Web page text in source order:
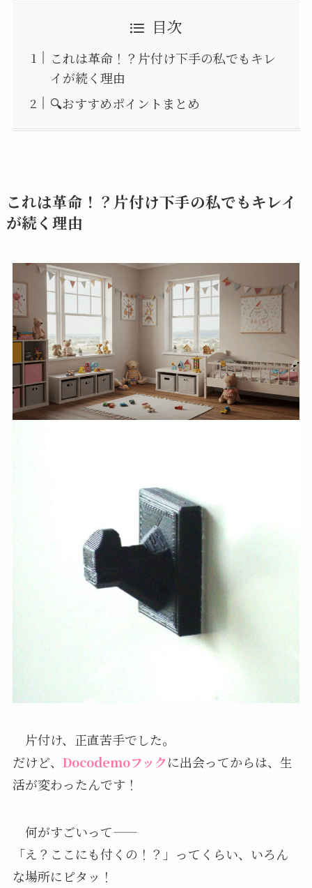
目次
これは革命！？片付け下手の私でもキレ
イが続く理由
🔍おすすめポイントまとめ
これは革命！？片付け下手の私でもキレイ
が続く理由
片付け、正直苦手でした。
だけど、 Docodemoフックに出会ってからは、生
活が変わったんです！
何がすごいって——
「え？ここにも付くの！？」ってくらい、いろん
な場所にピタッ！